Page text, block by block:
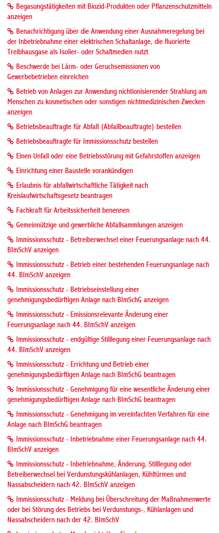
Begasungstätigkeiten mit Biozid-Produkten oder Pflanzenschutzmitteln
anzeigen
Benachrichtigung über die Anwendung einer Ausnahmeregelung bei
der Inbetriebnahme einer elektrischen Schaltanlage, die fluorierte
Treibhausgase als Isolier- oder Schaltmedien nutzt
Beschwerde bei Lärm- oder Geruchsemissionen von
Gewerbebetrieben einreichen
Betrieb von Anlagen zur Anwendung nichtionisierender Strahlung am
Menschen zu kosmetischen oder sonstigen nichtmedizinischen Zwecken
anzeigen
Betriebsbeauftragte für Abfall (Abfallbeauftragte) bestellen
Betriebsbeauftragte für Immissionsschutz bestellen
Einen Unfall oder eine Betriebsstörung mit Gefahrstoffen anzeigen
Einrichtung einer Baustelle vorankündigen
Erlaubnis für abfallwirtschaftliche Tätigkeit nach
Kreislaufwirtschaftsgesetz beantragen
Fachkraft für Arbeitssicherheit benennen
Gemeinnützige und gewerbliche Abfallsammlungen anzeigen
Immissionsschutz - Betreiberwechsel einer Feuerungsanlage nach 44.
BImSchV anzeigen
Immissionsschutz - Betrieb einer bestehenden Feuerungsanlage nach
44. BImSchV anzeigen
Immissionsschutz - Betriebseinstellung einer
genehmigungsbedürftigen Anlage nach BImSchG anzeigen
Immissionsschutz - Emissionsrelevante Änderung einer
Feuerungsanlage nach 44. BImSchV anzeigen
Immissionsschutz - endgültige Stilllegung einer Feuerungsanlage nach
44. BImSchV anzeigen
Immissionsschutz - Errichtung und Betrieb einer
genehmigungsbedürftigen Anlage nach BImSchG beantragen
Immissionsschutz - Genehmigung für eine wesentliche Änderung einer
genehmigungsbedürftigen Anlage nach BImSchG beantragen
Immissionsschutz - Genehmigung im vereinfachten Verfahren für eine
Anlage nach BImSchG beantragen
Immissionsschutz - Inbetriebnahme einer Feuerungsanlage nach 44.
BImSchV anzeigen
Immissionsschutz - Inbetriebnahme, Änderung, Stilllegung oder
Betreiberwechsel bei Verdunstungskühlanlagen, Kühltürmen und
Nassabscheidern nach 42. BImSchV anzeigen
Immissionsschutz - Meldung bei Überschreitung der Maßnahmenwerte
oder bei Störung des Betriebs bei Verdunstungs-, Kühlanlagen und
Nassabscheidern nach der 42. BImSchV